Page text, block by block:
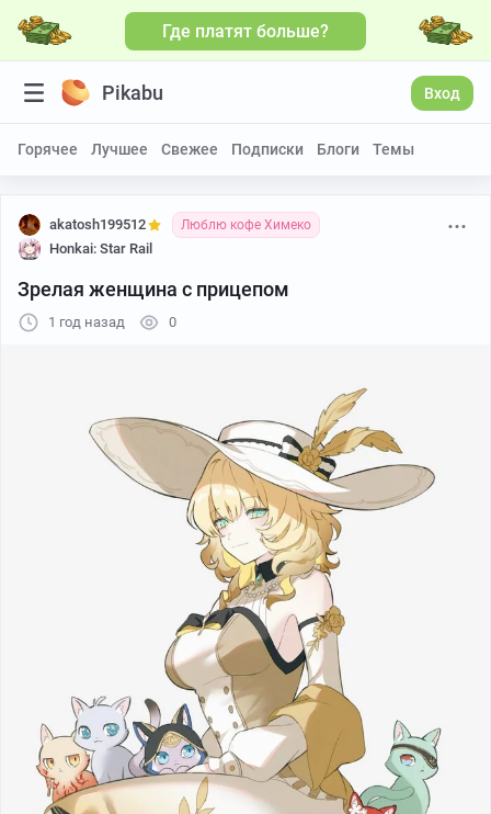
Где платят больше?
Pikabu Вход
Горячее Лучшее Свежее Подписки Блоги Темы
akatosh199512 Люблю кофе Химеко
Honkai: Star Rail
Зрелая женщина с прицепом
1 год назад 0